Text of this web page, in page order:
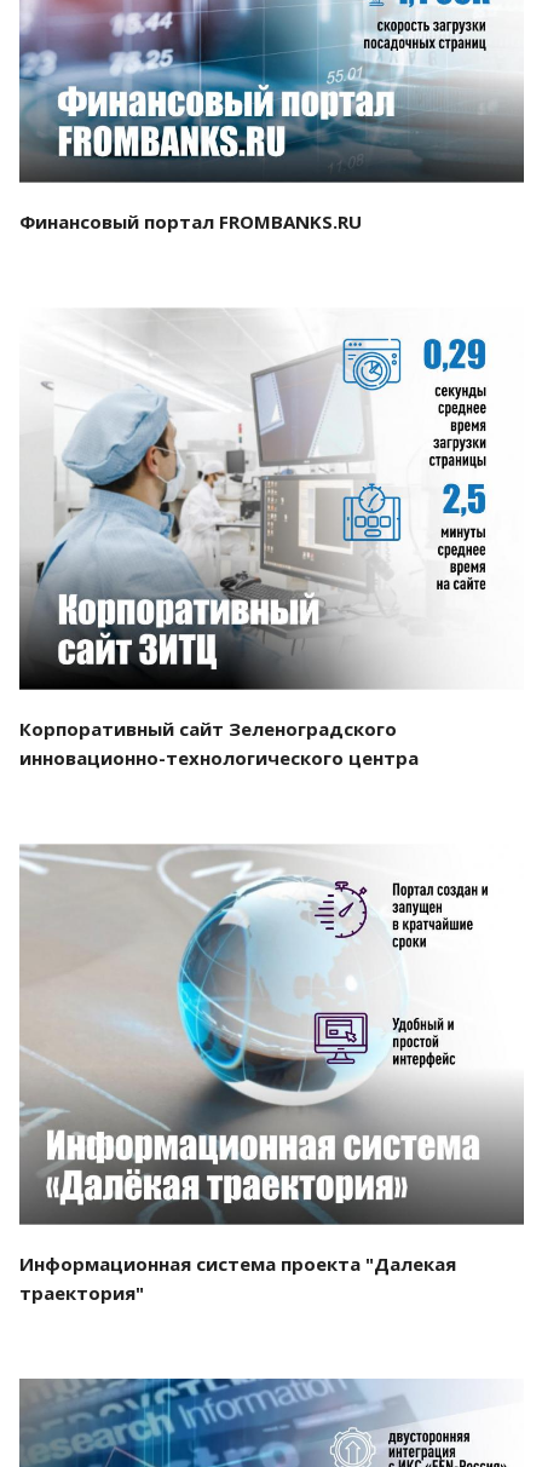
Смотреть проект
Финансовый портал FROMBANKS.RU
Смотреть проект
Корпоративный сайт Зеленоградского
инновационно-технологического центра
Смотреть проект
Информационная система проекта "Далекая
траектория"